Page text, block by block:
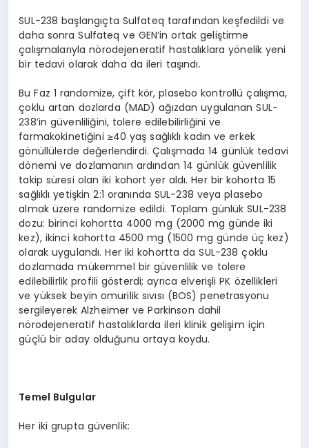
SUL-238 başlangıçta Sulfateq tarafından keşfedildi ve
daha sonra Sulfateq ve GEN’in ortak geliştirme
çalışmalarıyla nörodejeneratif hastalıklara yönelik yeni
bir tedavi olarak daha da ileri taşındı.
Bu Faz 1 randomize, çift kör, plasebo kontrollü çalışma,
çoklu artan dozlarda (MAD) ağızdan uygulanan SUL-
238’in güvenliliğini, tolere edilebilirliğini ve
farmakokinetiğini ≥40 yaş sağlıklı kadın ve erkek
gönüllülerde değerlendirdi. Çalışmada 14 günlük tedavi
dönemi ve dozlamanın ardından 14 günlük güvenlilik
takip süresi olan iki kohort yer aldı. Her bir kohorta 15
sağlıklı yetişkin 2:1 oranında SUL-238 veya plasebo
almak üzere randomize edildi. Toplam günlük SUL-238
dozu: birinci kohortta 4000 mg (2000 mg günde iki
kez), ikinci kohortta 4500 mg (1500 mg günde üç kez)
olarak uygulandı. Her iki kohortta da SUL-238 çoklu
dozlamada mükemmel bir güvenlilik ve tolere
edilebilirlik profili gösterdi; ayrıca elverişli PK özellikleri
ve yüksek beyin omurilik sıvısı (BOS) penetrasyonu
sergileyerek Alzheimer ve Parkinson dahil
nörodejeneratif hastalıklarda ileri klinik gelişim için
güçlü bir aday olduğunu ortaya koydu.
Temel Bulgular
Her iki grupta güvenlik: